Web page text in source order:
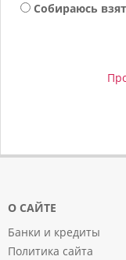
Собираюсь
О САЙТЕ
Банки и кредиты
Политика сайта